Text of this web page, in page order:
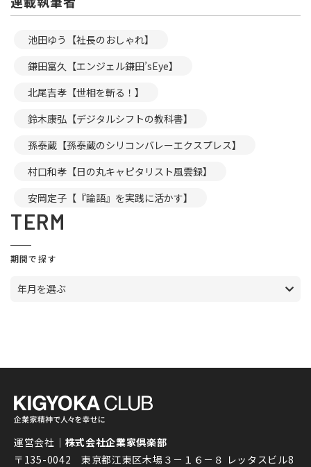
池田ゆう【社長のおしゃれ】
鎌田富久【エンジェル鎌田’sEye】
北尾吉孝【世相を斬る！】
鈴木康弘【デジタルシフトの教科書】
孫泰蔵【孫泰蔵のシリコンバレーエクスプレス】
村口和孝【日の丸キャピタリスト風雲録】
安岡定子【『論語』を実践に活かす】
TERM
期間で探す
年月を選ぶ
運営会社｜ 株式会社企業家倶楽部
〒135-0042 東京都江東区木場３－１６－８ レッタスビル8